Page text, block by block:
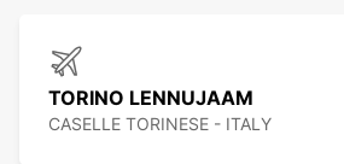
TORINO LENNUJAAM
CASELLE TORINESE - ITALY